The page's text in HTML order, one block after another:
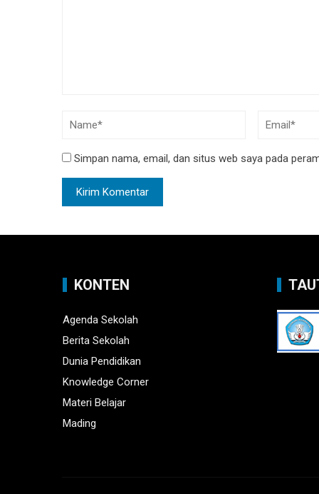
Simpan nama, email, dan situs web saya pada
KONTEN
Agenda Sekolah
Berita Sekolah
Dunia Pendidikan
Knowledge Corner
Materi Belajar
Mading